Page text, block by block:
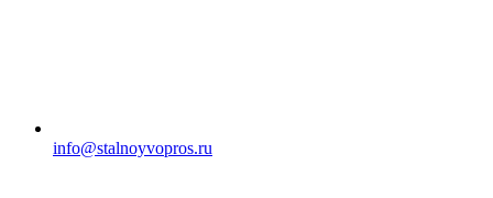
info@stalnoyvopros.ru